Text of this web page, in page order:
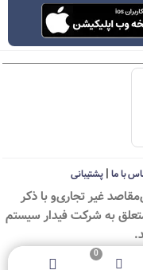
با ما| پشتیبانی
غیر تجاری‌و با ذکر
به شرکت فیدار سیستم
0